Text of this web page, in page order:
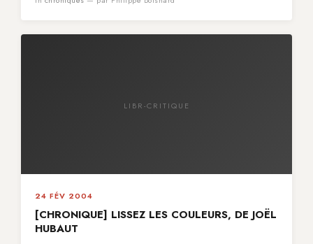
LIBR-CRITIQUE
24 FÉV 2004
[CHRONIQUE] LISSEZ LES COULEURS, DE JOËL
HUBAUT